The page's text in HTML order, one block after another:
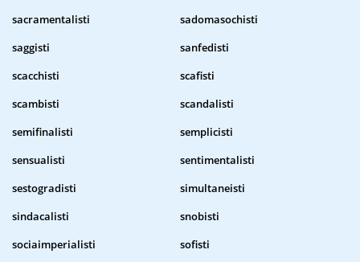
sacramentalisti
sadomasochisti
saggisti
sanfedisti
scacchisti
scafisti
scambisti
scandalisti
semifinalisti
semplicisti
sensualisti
sentimentalisti
sestogradisti
simultaneisti
sindacalisti
snobisti
sociaimperialisti
sofisti